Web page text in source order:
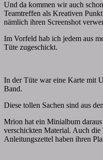
Und da kommen wir auch
Teamtreffen als Kreativen
nämlich ihren Screenshot
Im Vorfeld hab ich jedem aus
Tüte zugeschickt.
In der Tüte war eine Karte mit
Band.
Diese tollen Sachen sind aus
Mrion hat ein Minialbum
verschickten Material. Auch
Anleitungszettel haben ihren